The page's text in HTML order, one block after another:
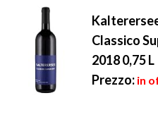
Classico
2018 0,75 L
Prezzo: in